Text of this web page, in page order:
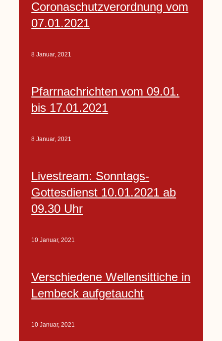
Coronaschutzverordnung vom
07.01.2021
8 Januar, 2021
Pfarrnachrichten vom 09.01.
bis 17.01.2021
8 Januar, 2021
Livestream: Sonntags-
Gottesdienst 10.01.2021 ab
09.30 Uhr
10 Januar, 2021
Verschiedene Wellensittiche in
Lembeck aufgetaucht
10 Januar, 2021